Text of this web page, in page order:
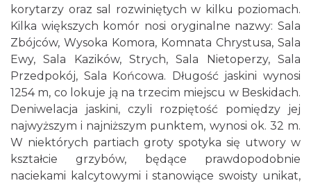
korytarzy oraz sal rozwiniętych w kilku poziomach.
Kilka większych komór nosi oryginalne nazwy: Sala
Zbójców, Wysoka Komora, Komnata Chrystusa, Sala
Ewy, Sala Kazików, Strych, Sala Nietoperzy, Sala
Przedpokój, Sala Końcowa. Długość jaskini wynosi
1254 m, co lokuje ją na trzecim miejscu w Beskidach.
Deniwelacja jaskini, czyli rozpiętość pomiędzy jej
najwyższym i najniższym punktem, wynosi ok. 32 m.
W niektórych partiach groty spotyka się utwory w
kształcie grzybów, będące prawdopodobnie
naciekami kalcytowymi i stanowiące swoisty unikat,